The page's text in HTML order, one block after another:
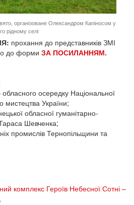
організоване Олександром Капіносом у
рідному селі
прохання до представників ЗМІ
до форми ЗА ПОСИЛАННЯМ.
обласного осередку Національної
мистецтва України;
обласної гуманітарно-
Тараса Шевченка;
промислів Тернопільщини та
комплекс Героїв Небесної Сотні –
,